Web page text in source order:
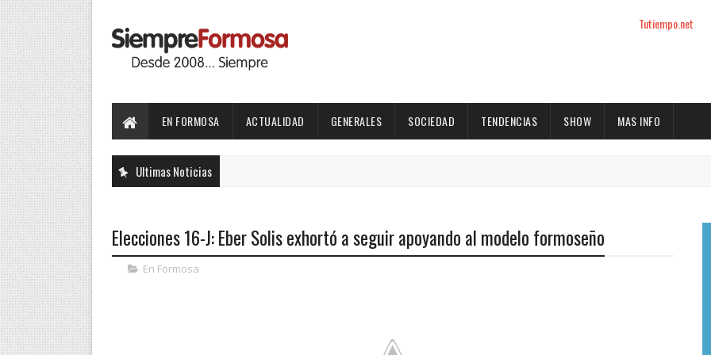
Tutiempo.net
EN FORMOSA ACTUALIDAD GENERALES SOCIEDAD TENDENCIAS SHOW MAS INFO
Ultimas Noticias
Elecciones 16-J: Eber Solis exhortó a seguir apoyando al modelo formoseño
En Formosa